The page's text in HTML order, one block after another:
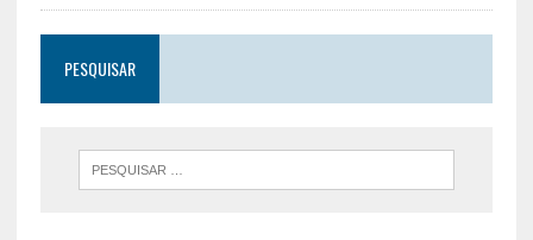
PESQUISAR